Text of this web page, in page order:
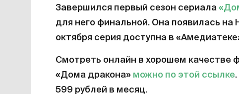
Завершился первый сезон сериала
для него финальной. Она появилась на
октября серия доступна в
Смотреть онлайн в хорошем качестве
«Дома дракона» можно по этой ссылке
599 рублей в месяц.